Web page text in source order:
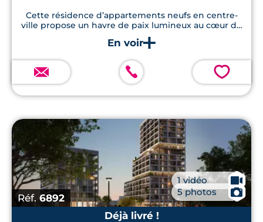
Cette résidence d’appartements neufs en centre-
ville propose un havre de paix lumineux au cœur de
💗
Réf. 6892
1 vidéo 🎥
5 photos
📷
Déjà livré !